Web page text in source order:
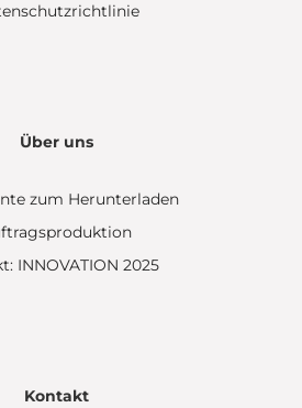
Über uns
zum Herunterladen
INNOVATION 2025
Kontakt